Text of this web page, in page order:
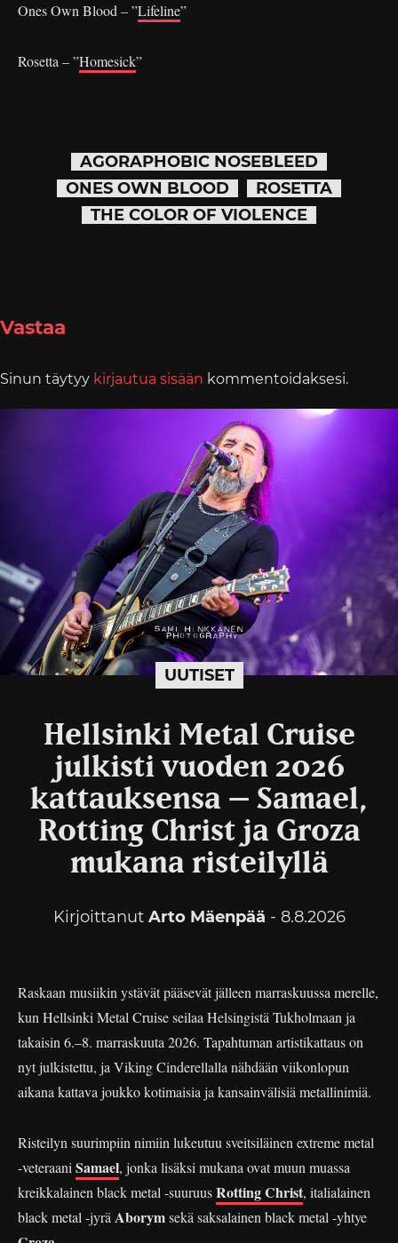
Ones Own Blood – ”Lifeline”
Rosetta – ”Homesick”
AGORAPHOBIC NOSEBLEED
ONES OWN BLOOD
ROSETTA
THE COLOR OF VIOLENCE
Vastaa
Sinun täytyy kirjautua sisään kommentoidaksesi.
UUTISET
Hellsinki Metal Cruise
julkisti vuoden 2026
kattauksensa – Samael,
Rotting Christ ja Groza
mukana risteilyllä
Kirjoittanut Arto Mäenpää - 8.8.2026
Raskaan musiikin ystävät pääsevät jälleen marraskuussa merelle,
kun Hellsinki Metal Cruise seilaa Helsingistä Tukholmaan ja
takaisin 6.–8. marraskuuta 2026. Tapahtuman artistikattaus on
nyt julkistettu, ja Viking Cinderellalla nähdään viikonlopun
aikana kattava joukko kotimaisia ja kansainvälisiä metallinimiä.
Risteilyn suurimpiin nimiin lukeutuu sveitsiläinen extreme metal
-veteraani Samael, jonka lisäksi mukana ovat muun muassa
kreikkalainen black metal -suuruusRotting Christ, italialainen
black metal -jyrä Aborymsekä saksalainen black metal -yhtye